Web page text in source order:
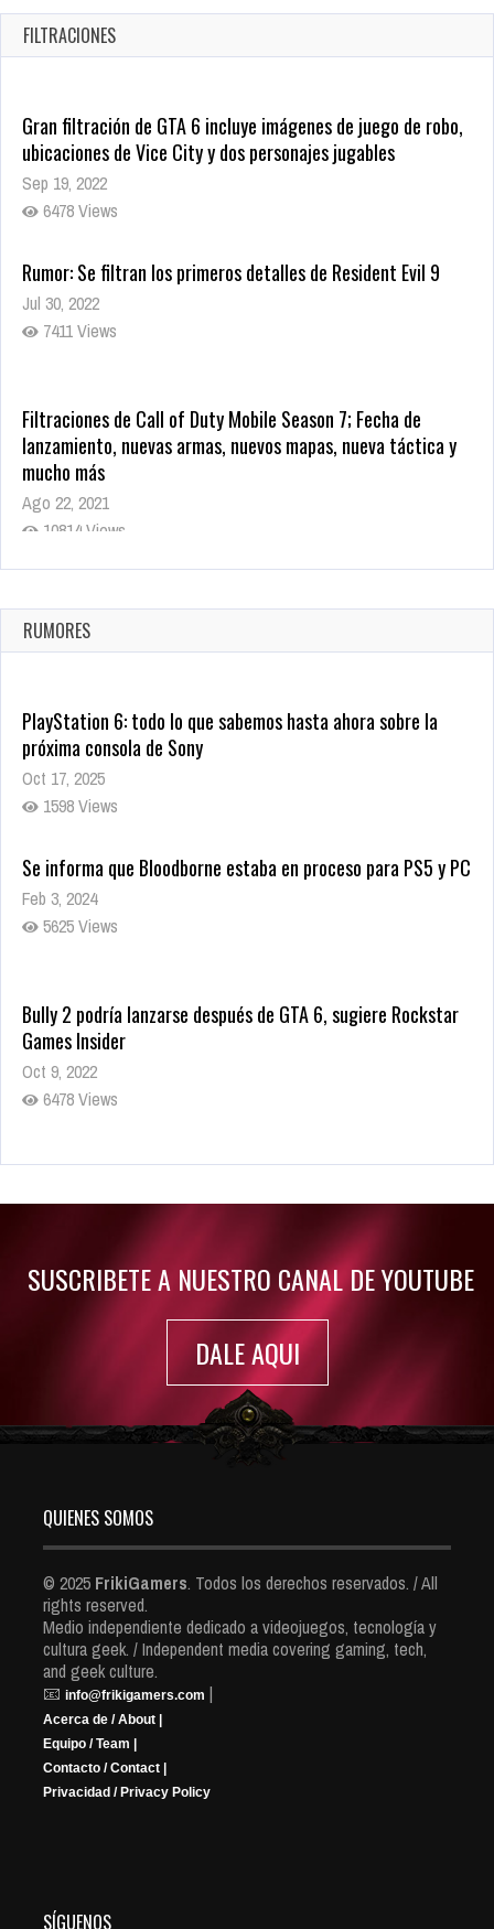
Oct 22, 2025
1334 Views
FILTRACIONES
Gran filtración de GTA 6 incluye imágenes de juego de robo,
ubicaciones de Vice City y dos personajes jugables
Sep 19, 2022
6478 Views
Rumor: Se filtran los primeros detalles de Resident Evil 9
Jul 30, 2022
7411 Views
Filtraciones de Call of Duty Mobile Season 7; Fecha de
lanzamiento, nuevas armas, nuevos mapas, nueva táctica y
mucho más
Ago 22, 2021
10814 Views
La configuración de Call of Duty 2021 aparentemente ya fue
Ago 8, 2021
9998 Views
RUMORES
PlayStation 6: todo lo que sabemos hasta ahora sobre la
próxima consola de Sony
Oct 17, 2025
1598 Views
Se informa que Bloodborne estaba en proceso para PS5 y PC
Feb 3, 2024
5625 Views
Bully 2 podría lanzarse después de GTA 6, sugiere Rockstar
Games Insider
Oct 9, 2022
6478 Views
Rumor: Se filtran los primeros detalles de Resident Evil 9
SUSCRIBETE A NUESTRO CANAL DE YOUTUBE
DALE AQUI
QUIENES SOMOS
© 2025 FrikiGamers. Todos los derechos reservados. / All
rights reserved.
Medio independiente dedicado a videojuegos, tecnología y
cultura geek. / Independent media covering gaming, tech,
and geek culture.
📧 info@frikigamers.com |
Acerca de / About |
Equipo / Team |
Contacto / Contact |
Privacidad / Privacy Policy
SÍGUENOS